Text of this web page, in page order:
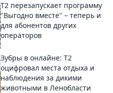
Т2 перезапускает программу
"Выгодно вместе" – теперь и
для абонентов других
операторов
Зубры в онлайне: Т2
оцифровал места отдыха и
наблюдения за дикими
животными в Ленобласти